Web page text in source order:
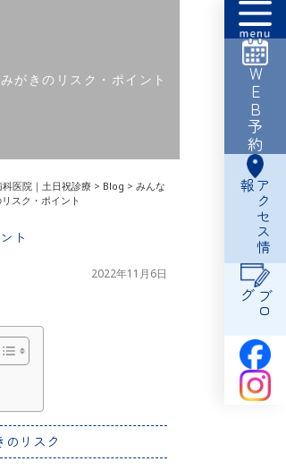
WEB予約
ア
ク
セ
ス
情
報
ブ
ロ
グ
がきのリスク・ポイント
医院｜土日祝診療 > Blog > みんな
スク・ポイント
ト
2022年11月6日
のリスク